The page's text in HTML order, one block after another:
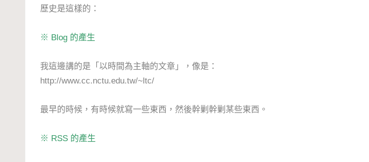
歷史是這樣的：
※ Blog 的產生
我這邊講的是「以時間為主軸的文章」，像是：
http://www.cc.nctu.edu.tw/~ltc/
最早的時候，有時候就寫一些東西，然後幹剿幹剿某些東西。
※ RSS 的產生